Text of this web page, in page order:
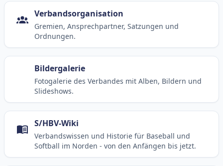
Verbandsorganisation
Gremien, Ansprechpartner, Satzungen und
Ordnungen.
Bildergalerie
Fotogalerie des Verbandes mit Alben, Bildern und
Slideshows.
S/HBV-Wiki
Verbandswissen und Historie für Baseball und
Softball im Norden - von den Anfängen bis jetzt.